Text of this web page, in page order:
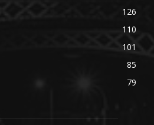
126
110
101
85
79